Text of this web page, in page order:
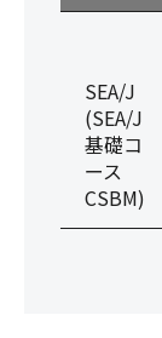
SEA/J
(SEA/J
基礎コ
ース
CSBM)